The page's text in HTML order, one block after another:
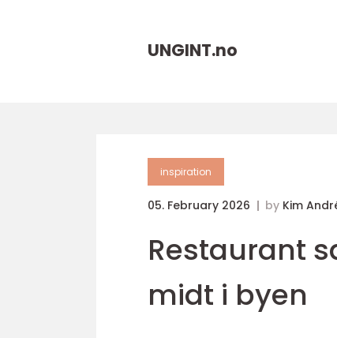
UNGINT.no
inspiration
05. February 2026 by Kim
Restaurant
midt i byen